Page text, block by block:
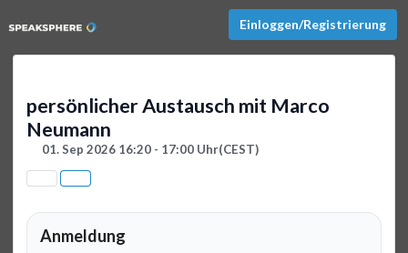
Einloggen/Registrierung
persönlicher Austausch mit Marco
Neumann
01. Sep 2026 16:20 - 17:00 Uhr(CEST)
Anmeldung